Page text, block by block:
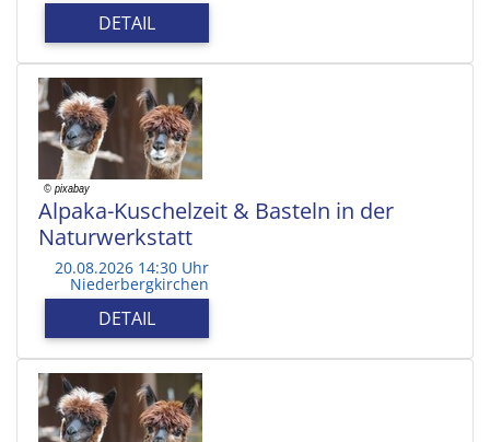
DETAIL
Alpaka-Kuschelzeit & Basteln in der
Naturwerkstatt
20.08.2026 14:30 Uhr
Niederbergkirchen
DETAIL